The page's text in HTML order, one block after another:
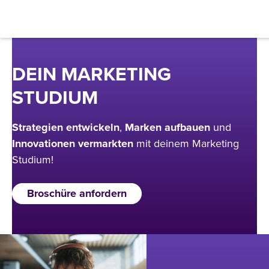
DEIN MARKETING
STUDIUM
Strategien entwickeln, Marken aufbauen und
Innovationen vermarkten mit deinem Marketing
Studium!
Broschüre anfordern
Abschluss
Master
Prep
Campus